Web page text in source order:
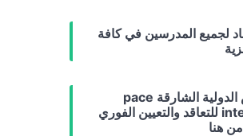
لجميع المدرسين في كافة
وظائف مدرسة بيس الدولية الشارقة pace
international school للتعاقد والتعيين الفوري
هنا